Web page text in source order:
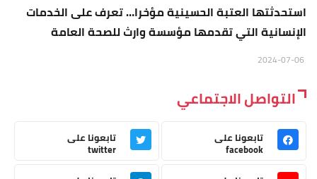
استحدثتها العتبة الحسينية مؤخرا… تعرف على الخدمات
الإنسانية التي تقدمها مؤسسة وارث للصحة العامة
التواصل الاجتماعي
تابعونا على
facebook
تابعونا على
twitter